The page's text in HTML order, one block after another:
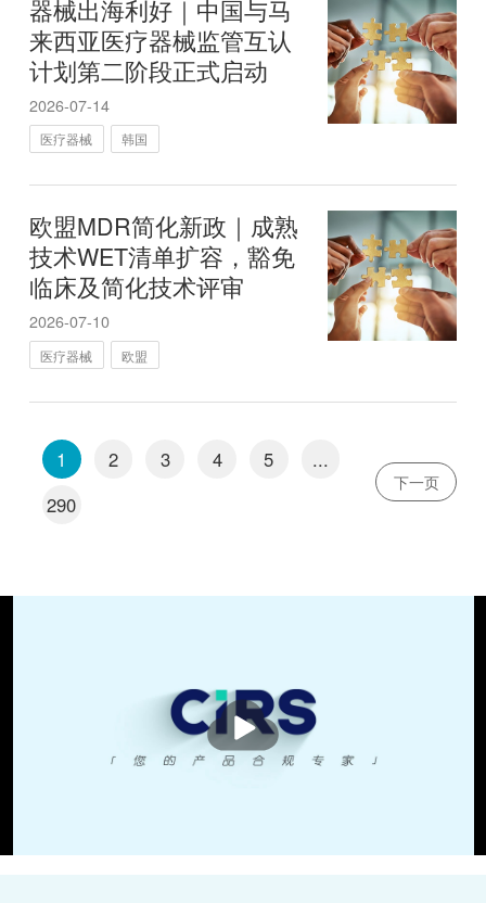
器械出海利好｜中国与马
来西亚医疗器械监管互认
计划第二阶段正式启动
2026-07-14
医疗器械 韩国
欧盟MDR简化新政｜成熟
技术WET清单扩容，豁免
临床及简化技术评审
2026-07-10
医疗器械 欧盟
1 2 3 4 5
...
290
下一页
播
放